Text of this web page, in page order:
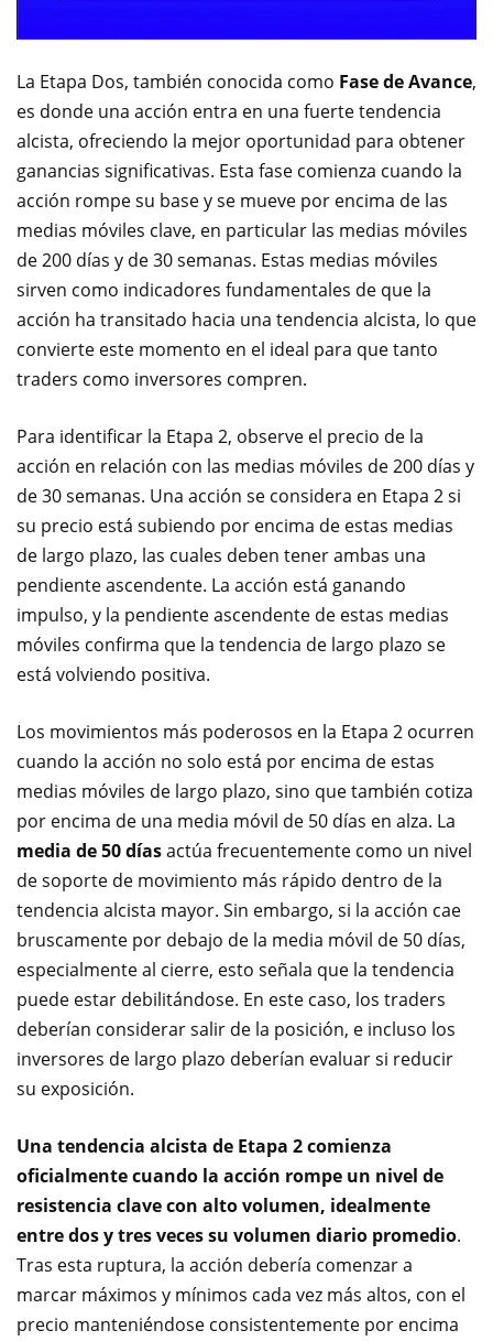
La Etapa Dos, también conocida como Fase de Avance,
es donde una acción entra en una fuerte tendencia
alcista, ofreciendo la mejor oportunidad para obtener
ganancias significativas. Esta fase comienza cuando la
acción rompe su base y se mueve por encima de las
medias móviles clave, en particular las medias móviles
de 200 días y de 30 semanas. Estas medias móviles
sirven como indicadores fundamentales de que la
acción ha transitado hacia una tendencia alcista, lo que
convierte este momento en el ideal para que tanto
traders como inversores compren.
Para identificar la Etapa 2, observe el precio de la
acción en relación con las medias móviles de 200 días y
de 30 semanas. Una acción se considera en Etapa 2 si
su precio está subiendo por encima de estas medias
de largo plazo, las cuales deben tener ambas una
pendiente ascendente. La acción está ganando
impulso, y la pendiente ascendente de estas medias
móviles confirma que la tendencia de largo plazo se
está volviendo positiva.
Los movimientos más poderosos en la Etapa 2 ocurren
cuando la acción no solo está por encima de estas
medias móviles de largo plazo, sino que también cotiza
por encima de una media móvil de 50 días en alza. La
media de 50 díasactúa frecuentemente como un nivel
de soporte de movimiento más rápido dentro de la
tendencia alcista mayor. Sin embargo, si la acción cae
bruscamente por debajo de la media móvil de 50 días,
especialmente al cierre, esto señala que la tendencia
puede estar debilitándose. En este caso, los traders
deberían considerar salir de la posición, e incluso los
inversores de largo plazo deberían evaluar si reducir
su exposición.
Una tendencia alcista de Etapa 2 comienza
oficialmente cuando la acción rompe un nivel de
resistencia clave con alto volumen, idealmente
entre dos y tres veces su volumen diario promedio.
Tras esta ruptura, la acción debería comenzar a
marcar máximos y mínimos cada vez más altos, con el
precio manteniéndose consistentemente por encima